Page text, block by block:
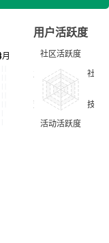
用户活跃度